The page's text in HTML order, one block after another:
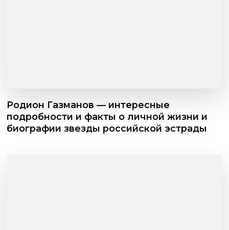
Родион Газманов — интересные
подробности и факты о личной жизни и
биографии звезды российской эстрады